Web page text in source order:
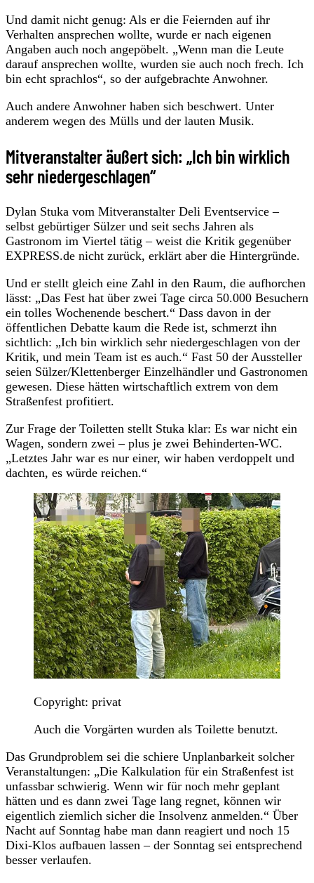
Und damit nicht genug: Als er die Feiernden auf ihr
Verhalten ansprechen wollte, wurde er nach eigenen
Angaben auch noch angepöbelt. „Wenn man die Leute
darauf ansprechen wollte, wurden sie auch noch frech. Ich
bin echt sprachlos“, so der aufgebrachte Anwohner.
Auch andere Anwohner haben sich beschwert. Unter
anderem wegen des Mülls und der lauten Musik.
Mitveranstalter äußert sich: „Ich bin wirklich
sehr niedergeschlagen“
Dylan Stuka vom Mitveranstalter Deli Eventservice –
selbst gebürtiger Sülzer und seit sechs Jahren als
Gastronom im Viertel tätig – weist die Kritik gegenüber
EXPRESS.de nicht zurück, erklärt aber die Hintergründe.
Und er stellt gleich eine Zahl in den Raum, die aufhorchen
lässt: „Das Fest hat über zwei Tage circa 50.000 Besuchern
ein tolles Wochenende beschert.“ Dass davon in der
öffentlichen Debatte kaum die Rede ist, schmerzt ihn
sichtlich: „Ich bin wirklich sehr niedergeschlagen von der
Kritik, und mein Team ist es auch.“ Fast 50 der Aussteller
seien Sülzer/Klettenberger Einzelhändler und Gastronomen
gewesen. Diese hätten wirtschaftlich extrem von dem
Straßenfest profitiert.
Zur Frage der Toiletten stellt Stuka klar: Es war nicht ein
Wagen, sondern zwei – plus je zwei Behinderten-WC.
„Letztes Jahr war es nur einer, wir haben verdoppelt und
dachten, es würde reichen.“
Copyright: privat
Auch die Vorgärten wurden als Toilette benutzt.
Das Grundproblem sei die schiere Unplanbarkeit solcher
Veranstaltungen: „Die Kalkulation für ein Straßenfest ist
unfassbar schwierig. Wenn wir für noch mehr geplant
hätten und es dann zwei Tage lang regnet, können wir
eigentlich ziemlich sicher die Insolvenz anmelden.“ Über
Nacht auf Sonntag habe man dann reagiert und noch 15
Dixi-Klos aufbauen lassen – der Sonntag sei entsprechend
besser verlaufen.